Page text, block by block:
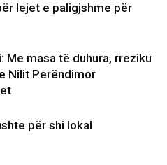
lejet e paligjshme për
Me masa të duhura, rreziku
Nilit Perëndimor
për shi lokal